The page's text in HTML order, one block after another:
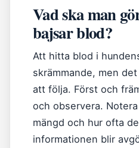
Vad ska man
bajsar blod?
Att hitta blod i
skrämmande, men
att följa. Först och
och observera.
mängd och hur ofta
informationen blir